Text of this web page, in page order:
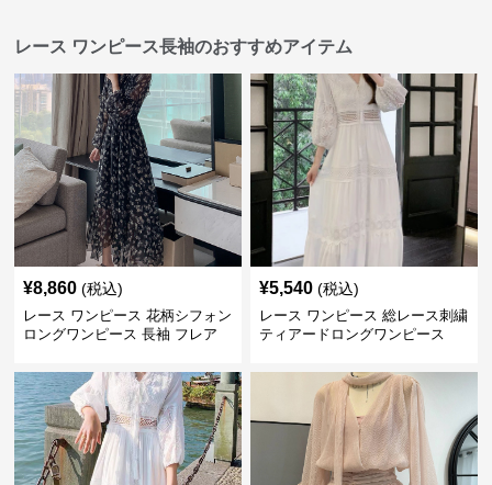
レース ワンピース長袖のおすすめアイテム
¥8,860 (税込)
レース ワンピース 花柄シフォン
ロングワンピース 長袖 フレア
¥5,540 (税込)
レース ワンピース 総レース刺繍
ティアードロングワンピース